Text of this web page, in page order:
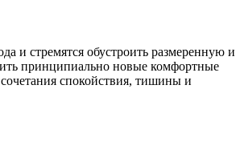
и стремятся обустроить размеренную и
принципиально новые комфортные
спокойствия, тишины и